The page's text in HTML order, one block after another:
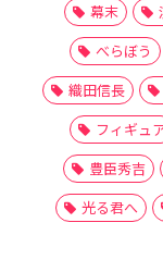
幕末
べらぼう
織田信長
フィギュ
豊臣秀吉
光る君へ